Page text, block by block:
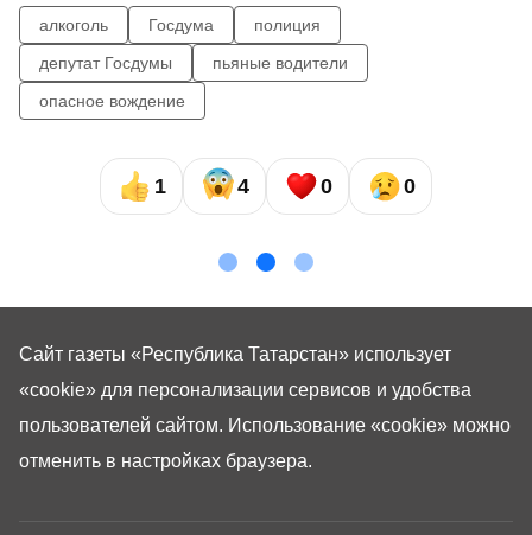
алкоголь Госдума
полиция
депутат Госдумы
пьяные водители
опасное вождение
1 4 0 0
Сайт газеты «Республика Татарстан» использует
«cookie» для персонализации сервисов и удобства
пользователей сайтом. Использование «cookie» можно
отменить в настройках браузера.